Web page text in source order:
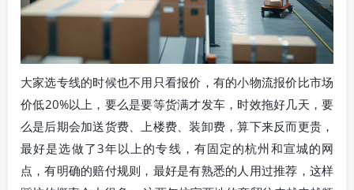
大家选专线的时候也不用只看报价，有的小物流报价比市场
价低20%以上，要么是要等货满才发车，时效拖好几天，要
么是后期会加送货费、上楼费、装卸费，算下来反而更贵，
最好是选做了3年以上的专线，有固定的杭州和宣城的网
点，有明确的赔付规则，最好是有熟悉的人用过推荐，这样